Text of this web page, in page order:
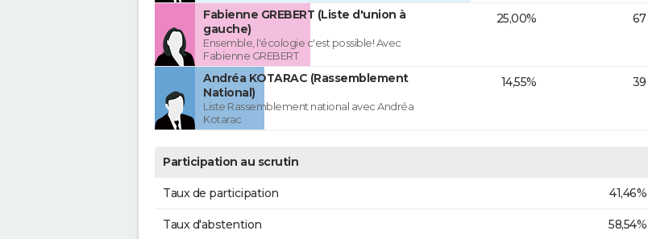
Fabienne GREBERT (Liste d'union à
gauche)
Ensemble, l'écologie c'est possible! Avec
Fabienne GREBERT
25,00% 67
Andréa KOTARAC (Rassemblement
National)
Liste Rassemblement national avec Andréa
Kotarac
14,55% 39
Participation au scrutin
Taux de participation 41,46%
Taux d'abstention 58,54%